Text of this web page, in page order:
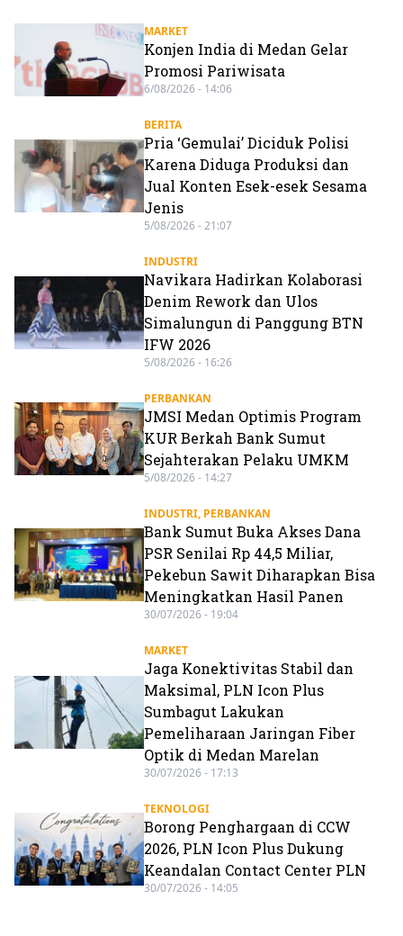
MARKET
Konjen India di Medan Gelar
Promosi Pariwisata
6/08/2026 - 14:06
BERITA
Pria ‘Gemulai’ Diciduk Polisi
Karena Diduga Produksi dan
Jual Konten Esek-esek Sesama
Jenis
5/08/2026 - 21:07
INDUSTRI
Navikara Hadirkan Kolaborasi
Denim Rework dan Ulos
Simalungun di Panggung BTN
IFW 2026
5/08/2026 - 16:26
PERBANKAN
JMSI Medan Optimis Program
KUR Berkah Bank Sumut
Sejahterakan Pelaku UMKM
5/08/2026 - 14:27
INDUSTRI, PERBANKAN
Bank Sumut Buka Akses Dana
PSR Senilai Rp 44,5 Miliar,
Pekebun Sawit Diharapkan Bisa
Meningkatkan Hasil Panen
30/07/2026 - 19:04
MARKET
Jaga Konektivitas Stabil dan
Maksimal, PLN Icon Plus
Sumbagut Lakukan
Pemeliharaan Jaringan Fiber
Optik di Medan Marelan
30/07/2026 - 17:13
TEKNOLOGI
Borong Penghargaan di CCW
2026, PLN Icon Plus Dukung
Keandalan Contact Center PLN
30/07/2026 - 14:05